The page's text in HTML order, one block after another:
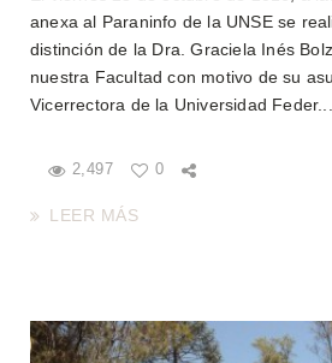
anexa al Paraninfo de la UNSE se
distinción de la Dra. Graciela Inés
nuestra Facultad con motivo de su
Vicerrectora de la Universidad Feder...
2,497 0
LEER MÁS